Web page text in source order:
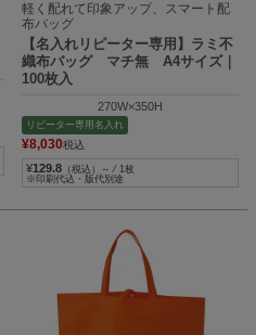
軽く配れて印象アップ、スマート配
布バッグ
【名入れリピーター専用】ラミ不
織布バッグ マチ無 A4サイズ｜
100枚入
270W×350H
リピーター専用名入れ
¥8,030税込
¥129.8 （税込）～ ⁄ 1枚
※印刷代込・版代別途